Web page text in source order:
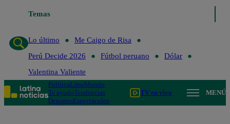
Temas
Lo último
Me Caigo de Risa
Perú Decide 2026
Fútbol peruano
Dólar
Valentina Valiente
PolíticaLimaMundo
Te ayudoTendencias
DeportesEspectáculos
TV en vivo MENÚ